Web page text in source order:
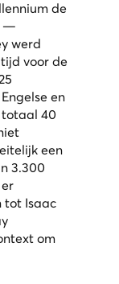
de
—
werd
voor de
en
40
een
3.300
tot Isaac
om